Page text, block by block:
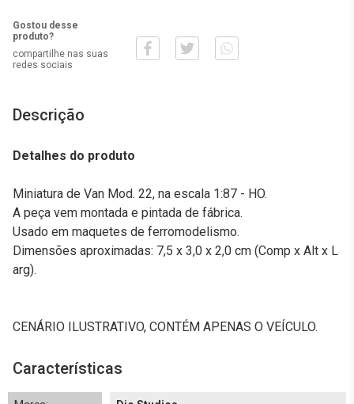
Gostou desse
produto?
compartilhe nas suas
redes sociais
Descrição
Detalhes do produto
Miniatura de Van Mod. 22, na escala 1:87 - HO.
A peça vem montada e pintada de fábrica.
Usado em maquetes de ferromodelismo.
Dimensões aproximadas: 7,5 x 3,0 x 2,0 cm (Comp x Alt x L
arg).
CENÁRIO ILUSTRATIVO, CONTÉM APENAS O VEÍCULO.
Características